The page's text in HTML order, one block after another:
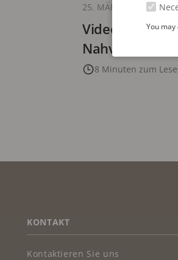
Nahverkehr |
8 Minuten zum
25. MÄRZ 2026
FOOTER
KONTAKT
Kontaktieren Sie uns
You